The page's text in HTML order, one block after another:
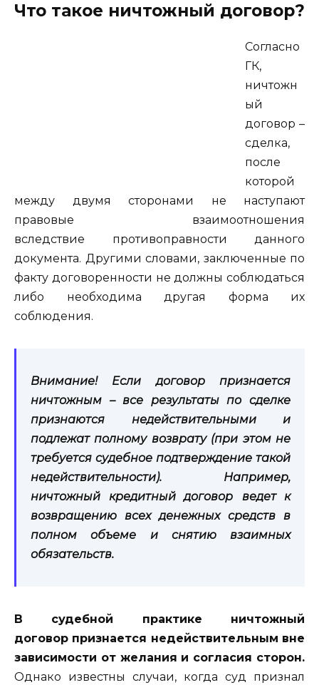
Что такое ничтожный договор?
Согласно
ГК,
ничтожн
ый
договор –
сделка,
после
которой
между двумя сторонами не наступают
правовые взаимоотношения
вследствие противоправности данного
документа. Другими словами, заключенные по
факту договоренности не должны соблюдаться
либо необходима другая форма их
соблюдения.
Внимание! Если договор признается
ничтожным – все результаты по сделке
признаются недействительными и
подлежат полному возврату (при этом не
требуется судебное подтверждение такой
недействительности). Например,
ничтожный кредитный договор
ведет к
возвращению всех денежных средств в
полном объеме и снятию взаимных
обязательств.
В судебной практике ничтожный
договор признается недействительным вне
зависимости от желания и согласия сторон.
Однако известны случаи, когда суд признал